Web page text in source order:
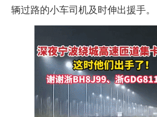
辆过路的小车司机及时伸出援手。